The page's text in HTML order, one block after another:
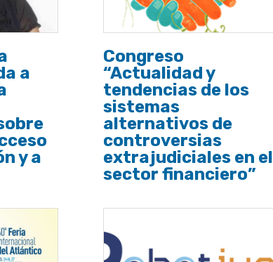
a
y a
Congreso
“Actualidad y
tendencias de los
sistemas
alternativos de
controversias
extrajudiciales en el
sector financiero”